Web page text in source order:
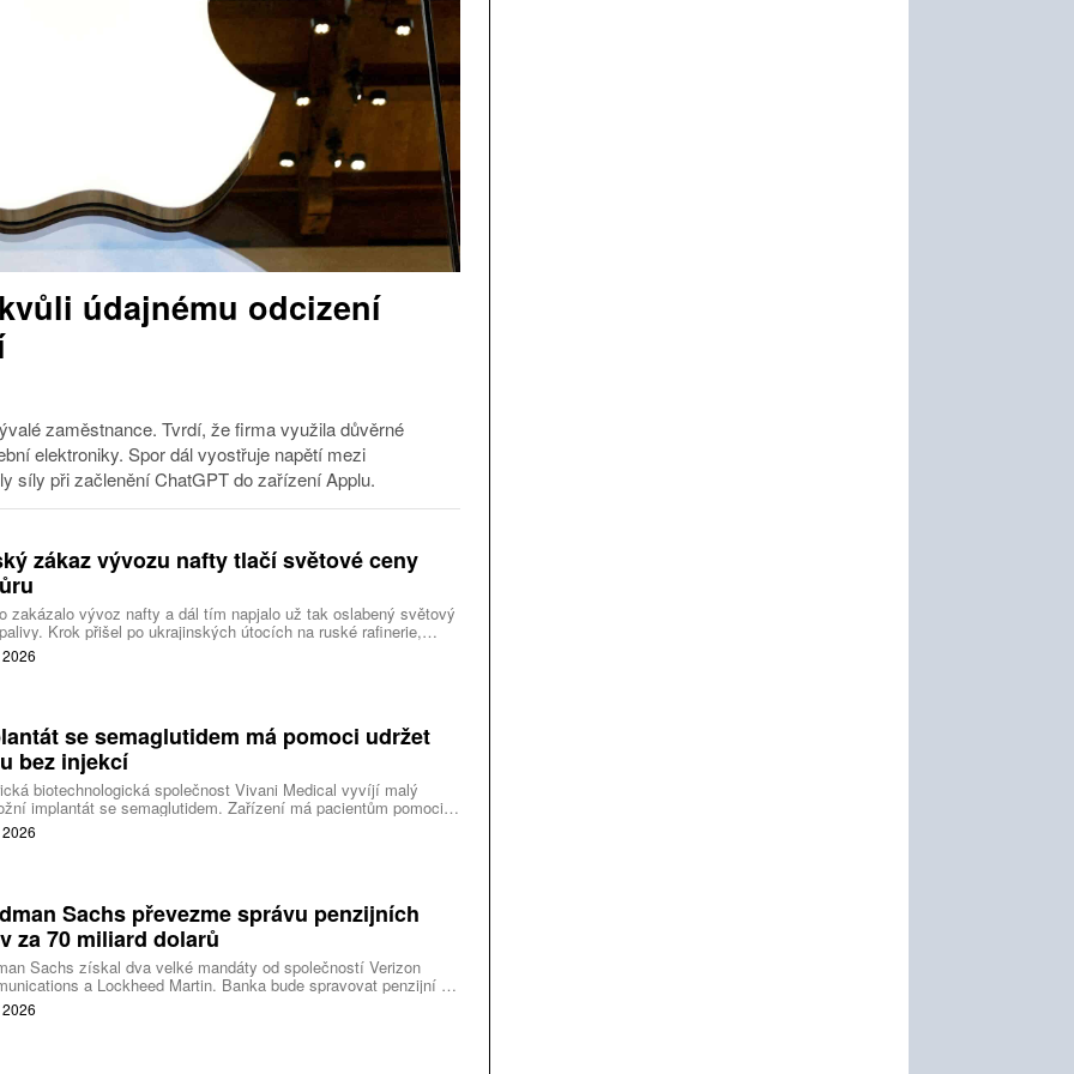
údajnému odcizení
zaměstnance. Tvrdí, že firma využila důvěrné
elektroniky. Spor dál vyostřuje napětí mezi
síly při začlenění ChatGPT do zařízení Applu.
zákaz vývozu nafty tlačí světové ceny
zakázalo vývoz nafty a dál tím napjalo už tak oslabený světový
Krok přišel po ukrajinských útocích na ruské rafinerie,
výrobu a vyvolaly nedostatek pohonných hmot v řadě
Moskva chce zákazem zvýšit dodávky pro domácí trh. Dopad
se semaglutidem má pomoci udržet
bez injekcí
biotechnologická společnost Vivani Medical vyvíjí malý
implantát se semaglutidem. Zařízení má pacientům pomoci
v léčbě obezity bez pravidelných injekcí nebo
tablet. Projekt je zatím v rané fázi a před případným
Sachs převezme správu penzijních
za 70 miliard dolarů
Sachs získal dva velké mandáty od společností Verizon
a Lockheed Martin. Banka bude spravovat penzijní a
aktiva v celkové hodnotě 70 miliard dolarů. Jde o
z největších obchodů poslední doby na trhu externí správy